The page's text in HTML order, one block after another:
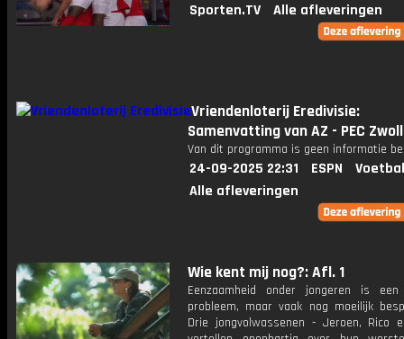
Sporten.TV
Alle afleveringen
Vriendenloterij Eredivisie:
Samenvatting van AZ - PEC
Van dit programma is geen informatie
24-09-2025 22:31 ESPN
Alle afleveringen
Wie kent mij nog?: Afl. 1
Eenzaamheid onder jongeren is een
probleem, maar vaak nog moeilijk
Drie jongvolwassenen - Jeroen, Rico